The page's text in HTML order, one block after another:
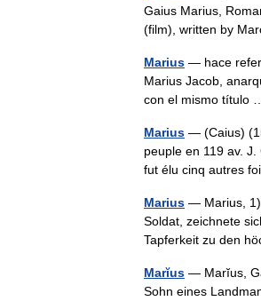
Gaius Marius,
(film), written by
Marius — hace
Marius Jacob,
con el mismo título
Marius — (Caius)
peuple en 119 av.
fut élu cinq autres
Marius — Marius, 1)
Soldat, zeichnete
Tapferkeit zu den
Marĭus — Marĭus,
Sohn eines